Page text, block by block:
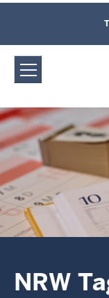
Westfalen:
Direkt zum Inhalt
NRW